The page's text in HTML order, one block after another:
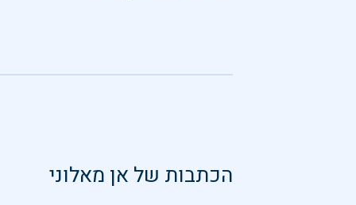
הכתבות של אן מאלוני